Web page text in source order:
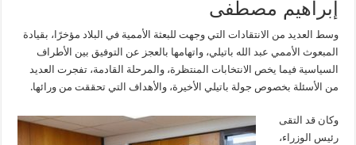
إبراهيم مصطفى
وسط العديد من الانتقادات التي وجهت للبعثة الأممية في البلاد مؤخرًا، بقيادة
المبعوث الأممي عبد الله باتيلي، واتهامها بالعجز عن التوفيق بين الأطراف
السياسية فيما يخص الانتخابات المنتظرة، والمرحلة القادمة، تفجرت العديد
من الأسئلة بخصوص جولة باتيلي الأخيرة، والأهداف التي تحققت من ورائها.
وكان قد التقى
رئيس الوزراء،